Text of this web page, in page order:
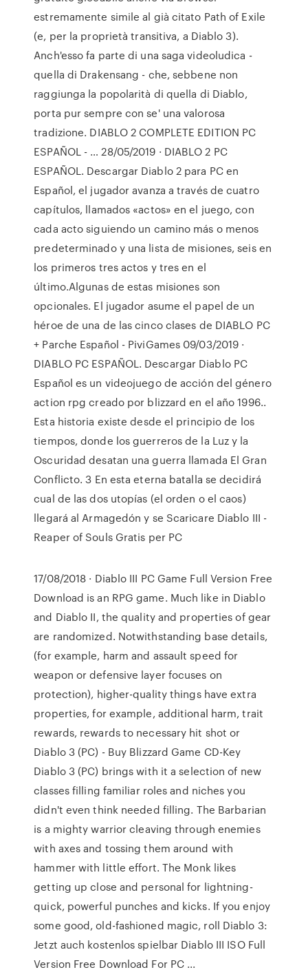
estremamente simile al già citato Path of Exile
(e, per la proprietà transitiva, a Diablo 3).
Anch'esso fa parte di una saga videoludica -
quella di Drakensang - che, sebbene non
raggiunga la popolarità di quella di Diablo,
porta pur sempre con se' una valorosa
tradizione. DIABLO 2 COMPLETE EDITION PC
ESPAÑOL - … 28/05/2019 · DIABLO 2 PC
ESPAÑOL. Descargar Diablo 2 para PC en
Español, el jugador avanza a través de cuatro
capítulos, llamados «actos» en el juego, con
cada acto siguiendo un camino más o menos
predeterminado y una lista de misiones, seis en
los primeros tres actos y tres en el
último.Algunas de estas misiones son
opcionales. El jugador asume el papel de un
héroe de una de las cinco clases de DIABLO PC
+ Parche Español - PiviGames 09/03/2019 ·
DIABLO PC ESPAÑOL. Descargar Diablo PC
Español es un videojuego de acción del género
action rpg creado por blizzard en el año 1996..
Esta historia existe desde el principio de los
tiempos, donde los guerreros de la Luz y la
Oscuridad desatan una guerra llamada El Gran
Conflicto. 3 En esta eterna batalla se decidirá
cual de las dos utopías (el orden o el caos)
llegará al Armagedón y se Scaricare Diablo III -
Reaper of Souls Gratis per PC
17/08/2018 · Diablo III PC Game Full Version Free
Download is an RPG game. Much like in Diablo
and Diablo II, the quality and properties of gear
are randomized. Notwithstanding base details,
(for example, harm and assault speed for
weapon or defensive layer focuses on
protection), higher-quality things have extra
properties, for example, additional harm, trait
rewards, rewards to necessary hit shot or
Diablo 3 (PC) - Buy Blizzard Game CD-Key
Diablo 3 (PC) brings with it a selection of new
classes filling familiar roles and niches you
didn't even think needed filling. The Barbarian
is a mighty warrior cleaving through enemies
with axes and tossing them around with
hammer with little effort. The Monk likes
getting up close and personal for lightning-
quick, powerful punches and kicks. If you enjoy
some good, old-fashioned magic, roll Diablo 3:
Jetzt auch kostenlos spielbar Diablo III ISO Full
Version Free Download For PC ...